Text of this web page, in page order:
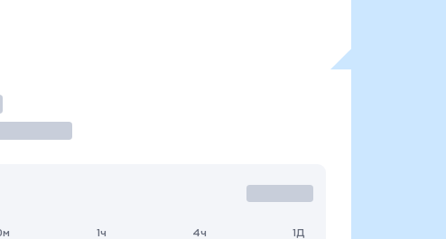
1ч 4ч 1Д